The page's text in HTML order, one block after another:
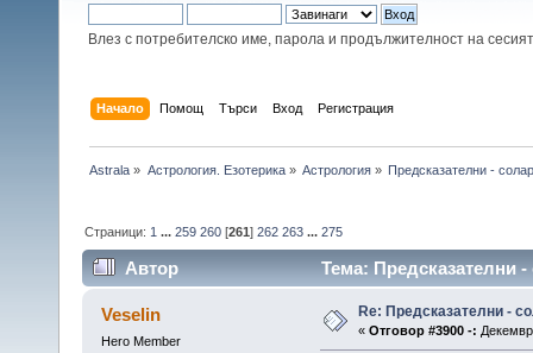
Влез с потребителско име, парола и продължителност на
Начало Помощ Търси Вход Регистрация
Astrala » Астрология. Езотерика» Астрология» Предсказателни -
Страници: 1 ...259 260 [261]262 263 ...275
Автор Тема: Предсказателни
Veselin
Hero Member
Re: Предсказателни -
« Отговор #3900 -: